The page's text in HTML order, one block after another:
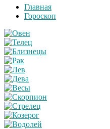
Главная
Гороскоп